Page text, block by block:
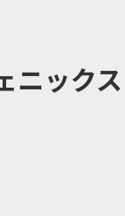
ニックス